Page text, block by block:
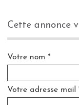
cette annonce
Votre nom *
Votre adresse mail